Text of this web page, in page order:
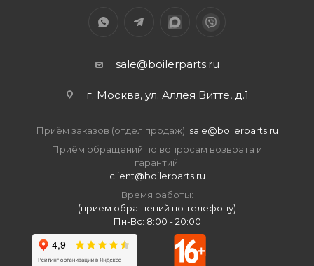
sale@boilerparts.ru
г. Москва, ул. Аллея Витте, д.1
Приём заказов (отдел продаж): sale@boilerparts.ru
Приём обращений по вопросам возврата и
гарантий:
client@boilerparts.ru
Время работы:
(прием обращений по телефону)
Пн-Вс: 8:00 - 20:00